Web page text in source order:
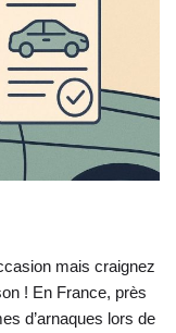
mais craignez
! En France, près
d’arnaques lors de